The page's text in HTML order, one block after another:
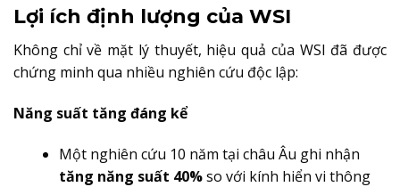
Lợi ích định lượng của WSI
Không chỉ về mặt lý thuyết, hiệu quả của WSI đã được
chứng minh qua nhiều nghiên cứu độc lập:
Năng suất tăng đáng kể
Một nghiên cứu 10 năm tại châu Âu ghi nhận
tăng năng suất 40%so với kính hiển vi thông